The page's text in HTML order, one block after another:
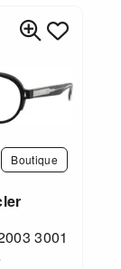
Boutique
3001